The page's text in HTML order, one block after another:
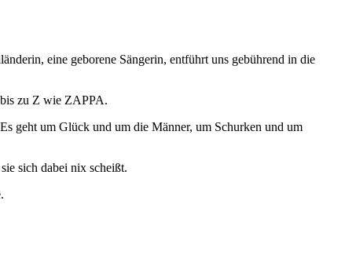
eine geborene Sängerin, entführt uns gebührend in die
zu Z wie ZAPPA.
geht um Glück und um die Männer, um Schurken und um
sich dabei nix scheißt.